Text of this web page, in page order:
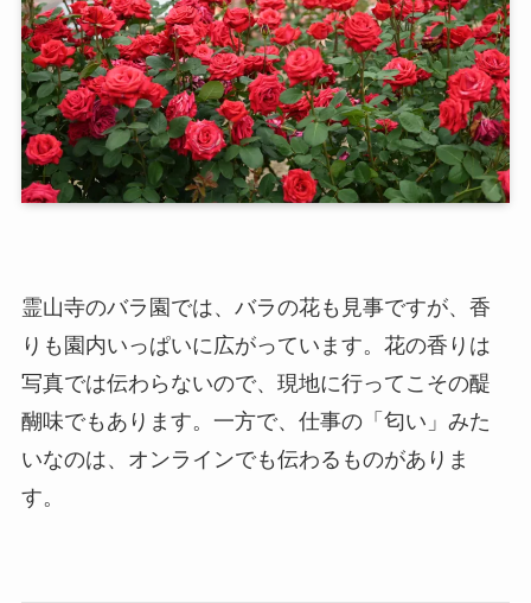
霊山寺のバラ園では、バラの花も見事ですが、香
りも園内いっぱいに広がっています。花の香りは
写真では伝わらないので、現地に行ってこその醍
醐味でもあります。一方で、仕事の「匂い」みた
いなのは、オンラインでも伝わるものがありま
す。